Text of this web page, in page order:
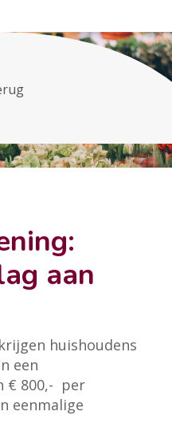
aan
huishoudens
een
€ 800,- per
eenmalige